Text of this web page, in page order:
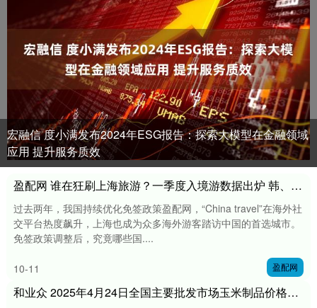
宏融信 度小满发布2024年ESG报告：探索大模型在金融领域
应用 提升服务质效
盈配网 谁在狂刷上海旅游？一季度入境游数据出炉 韩、日、泰三国游客“霸榜”
过去两年，我国持续优化免签政策盈配网，“China travel”在海外社
交平台热度飙升，上海也成为众多海外游客踏访中国的首选城市。
免签政策调整后，究竟哪些国....
10-11 盈配网
和业众 2025年4月24日全国主要批发市场玉米制品价格行情